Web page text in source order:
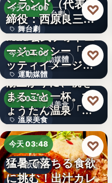
舞台劇
今天 04:00
舞台劇
文字
ンランド（代表取
締役：西原良三）
特別協賛…
♡
運動媒體
今天 04:00
運動媒體
2,430
MLB公式フォトエ
ージェンシー「ゲ
ッティイメージ
ズ」五十…
♡
溫泉美食
今天 03:50
溫泉美食
14年
湯上がりに、桃を
まるごと一杯。ひ
ょうたん温泉「飲
泉堂」、…
♡
今天 03:48
餐飲新品
猛暑で落ちる食欲
に挑む！出汁カレ
♡